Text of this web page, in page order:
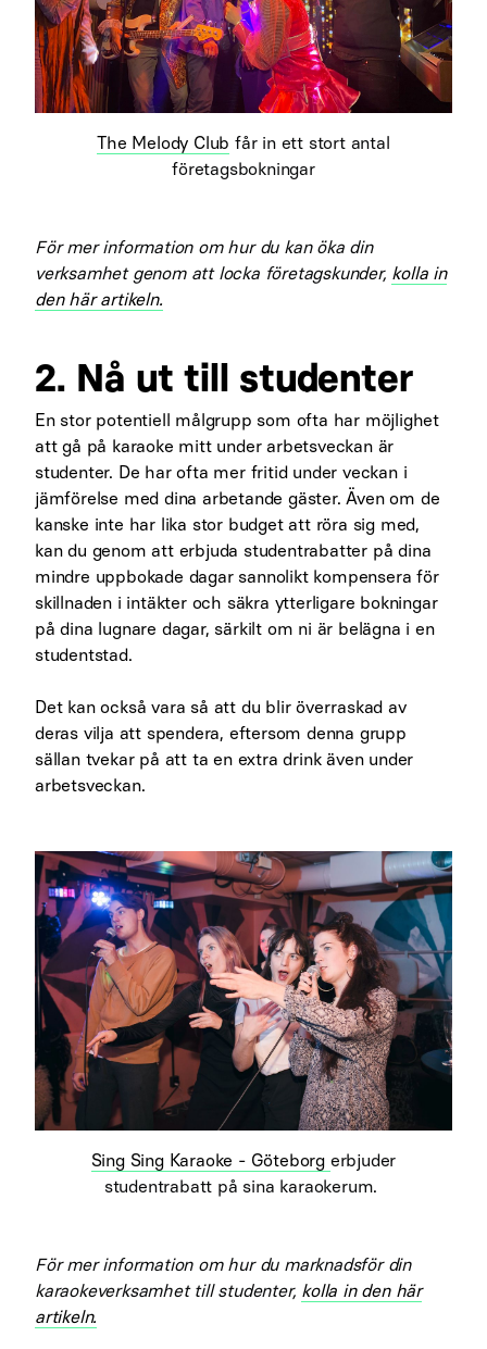
The Melody Club får in ett stort antal
företagsbokningar
För mer information om hur du kan öka din
verksamhet genom att locka företagskunder, kolla in
den här artikeln.
2. Nå ut till studenter
En stor potentiell målgrupp som ofta har möjlighet
att gå på karaoke mitt under arbetsveckan är
studenter. De har ofta mer fritid under veckan i
jämförelse med dina arbetande gäster. Även om de
kanske inte har lika stor budget att röra sig med,
kan du genom att erbjuda studentrabatter på dina
mindre uppbokade dagar sannolikt kompensera för
skillnaden i intäkter och säkra ytterligare bokningar
på dina lugnare dagar, särkilt om ni är belägna i en
studentstad.
Det kan också vara så att du blir överraskad av
deras vilja att spendera, eftersom denna grupp
sällan tvekar på att ta en extra drink även under
arbetsveckan.
Sing Sing Karaoke - Göteborg erbjuder
studentrabatt på sina karaokerum.
För mer information om hur du marknadsför din
karaokeverksamhet till studenter, kolla in den här
artikeln.